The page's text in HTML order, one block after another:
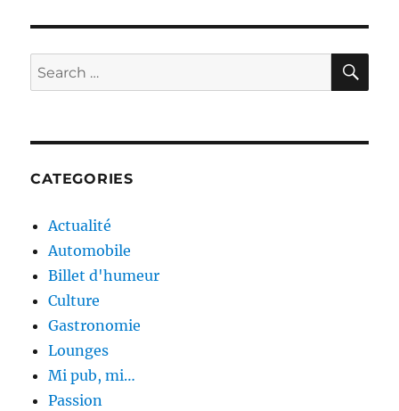
Search
for:
CATEGORIES
Actualité
Automobile
Billet d'humeur
Culture
Gastronomie
Lounges
Mi pub, mi…
Passion